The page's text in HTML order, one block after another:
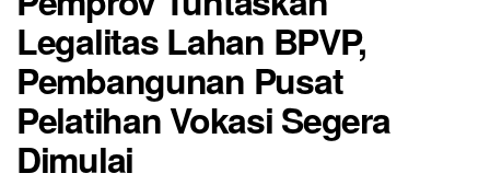
Legalitas Lahan BPVP,
Pembangunan Pusat
Pelatihan Vokasi Segera
Dimulai